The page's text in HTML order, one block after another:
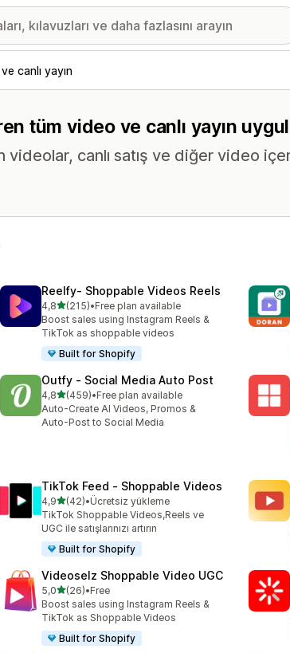
canlı yayın
tüm video ve canlı yayın
videolar, canlı satış ve diğer video
Reelfy‑ Shoppable Videos Reels
4,85 yıldız üzerinden
(215)
toplam 215 değerlendirme
•Free plan available
Boost sales using Instagram Reels &
TikTok as shoppable videos
Built for Shopify
Outfy ‑ Social Media Auto Post
4,85 yıldız üzerinden
(459)
toplam 459 değerlendirme
•Free plan available
Auto-Create AI Videos, Promos &
Auto-Post to Social Media
TikTok Feed ‑ Shoppable Videos
4,95 yıldız üzerinden
(42)
toplam 42 değerlendirme
•Ücretsiz yükleme
TikTok Shoppable Videos,Reels ve
UGC ile satışlarınızı artırın
Built for Shopify
Videoselz Shoppable Video UGC
5,05 yıldız üzerinden
(26)
toplam 26 değerlendirme
•Free
Boost sales using Instagram Reels &
TikTok as Shoppable Videos
Built for Shopify